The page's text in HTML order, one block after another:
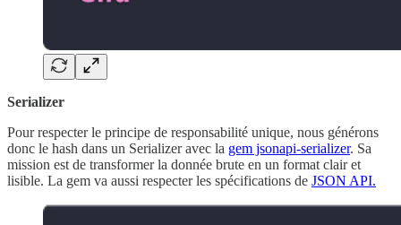
Serializer
Pour respecter le principe de responsabilité unique, nous générons
donc le hash dans un Serializer avec la gem jsonapi-serializer. Sa
mission est de transformer la donnée brute en un format clair et
lisible. La gem va aussi respecter les spécifications de JSON API.